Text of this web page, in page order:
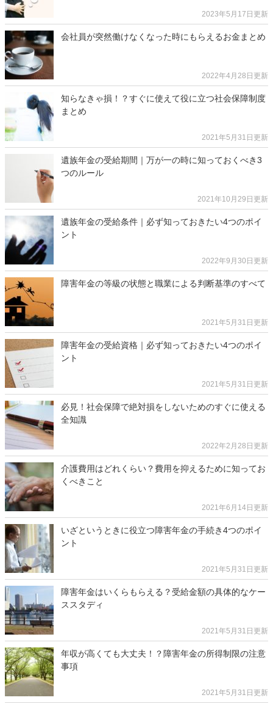
2023年5月17日更新
会社員が突然働けなくなった時にもらえるお金まとめ
2022年4月28日更新
知らなきゃ損！？すぐに使えて役に立つ社会保障制度
まとめ
2021年5月31日更新
遺族年金の受給期間｜万が一の時に知っておくべき3
つのルール
2021年10月29日更新
遺族年金の受給条件｜必ず知っておきたい4つのポイ
ント
2022年9月30日更新
障害年金の等級の状態と職業による判断基準のすべて
2021年5月31日更新
障害年金の受給資格｜必ず知っておきたい4つのポイ
ント
2021年5月31日更新
必見！社会保障で絶対損をしないためのすぐに使える
全知識
2022年2月28日更新
介護費用はどれくらい？費用を抑えるために知ってお
くべきこと
2021年6月14日更新
いざというときに役立つ障害年金の手続き4つのポイ
ント
2021年5月31日更新
障害年金はいくらもらえる？受給金額の具体的なケー
ススタディ
2021年5月31日更新
年収が高くても大丈夫！？障害年金の所得制限の注意
事項
2021年5月31日更新